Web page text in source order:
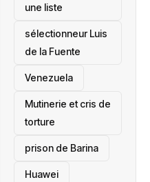
une liste
sélectionneur Luis
de la Fuente
‎Venezuela
Mutinerie et cris de
torture
prison de Barina
Huawei